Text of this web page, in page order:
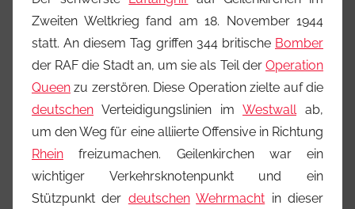
Zweiten Weltkrieg fand am 18. November 1944
statt. An diesem Tag griffen 344 britische Bomber
der RAF die Stadt an, um sie als Teil der Operation
Queen zu zerstören. Diese Operation zielte auf die
deutschen Verteidigungslinien im Westwall ab,
um den Weg für eine alliierte Offensive in Richtung
Rhein freizumachen. Geilenkirchen war ein
wichtiger Verkehrsknotenpunkt und ein
Stützpunkt der deutschen Wehrmacht in dieser